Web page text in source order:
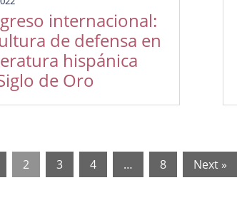
internacional:
de defensa en
hispánica
de Oro
2 3 4 … 8 Next »